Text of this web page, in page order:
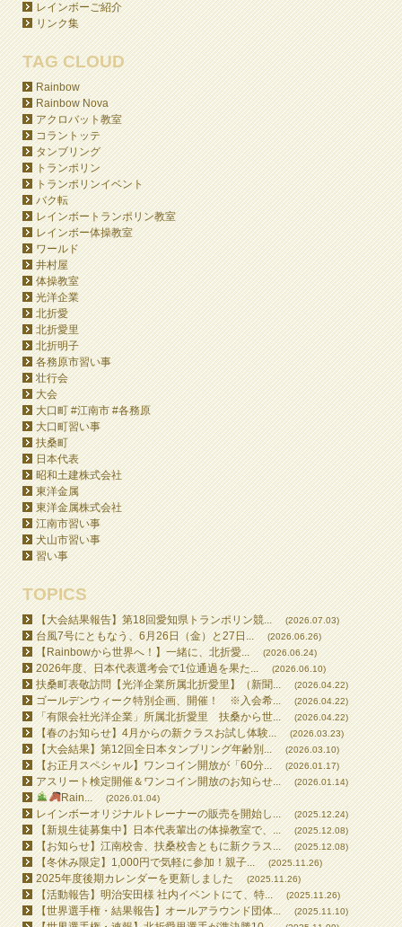
レインボーご紹介
リンク集
TAG CLOUD
Rainbow
Rainbow Nova
アクロバット教室
コラントッテ
タンブリング
トランポリン
トランポリンイベント
バク転
レインボートランポリン教室
レインボー体操教室
ワールド
井村屋
体操教室
光洋企業
北折愛
北折愛里
北折明子
各務原市習い事
壮行会
大会
大口町 #江南市 #各務原
大口町習い事
扶桑町
日本代表
昭和土建株式会社
東洋金属
東洋金属株式会社
江南市習い事
犬山市習い事
習い事
TOPICS
【大会結果報告】第18回愛知県トランポリン競... (2026.07.03)
台風7号にともなう、6月26日（金）と27日... (2026.06.26)
【Rainbowから世界へ！】一緒に、北折愛... (2026.06.24)
2026年度、日本代表選考会で1位通過を果た... (2026.06.10)
扶桑町表敬訪問【光洋企業所属北折愛里】（新聞... (2026.04.22)
ゴールデンウィーク特別企画、開催！ ※入会希... (2026.04.22)
「有限会社光洋企業」所属北折愛里 扶桑から世... (2026.04.22)
【春のお知らせ】4月からの新クラスお試し体験... (2026.03.23)
【大会結果】第12回全日本タンブリング年齢別... (2026.03.10)
【お正月スペシャル】ワンコイン開放が「60分... (2026.01.17)
アスリート検定開催＆ワンコイン開放のお知らせ... (2026.01.14)
Rain... (2026.01.04)
レインボーオリジナルトレーナーの販売を開始し... (2025.12.24)
【新規生徒募集中】日本代表輩出の体操教室で、... (2025.12.08)
【お知らせ】江南校舎、扶桑校舎ともに新クラス... (2025.12.08)
【冬休み限定】1,000円で気軽に参加！親子... (2025.11.26)
2025年度後期カレンダーを更新しました (2025.11.26)
【活動報告】明治安田様 社内イベントにて、特... (2025.11.26)
【世界選手権・結果報告】オールアラウンド団体... (2025.11.10)